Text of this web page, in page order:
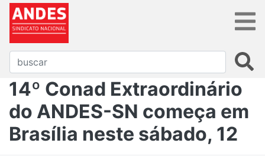
14º Conad Extraordinário
do ANDES-SN começa em
Brasília neste sábado, 12